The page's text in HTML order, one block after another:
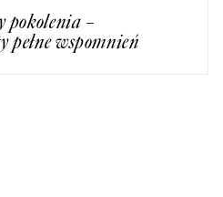
pokolenia –
pełne wspomnień